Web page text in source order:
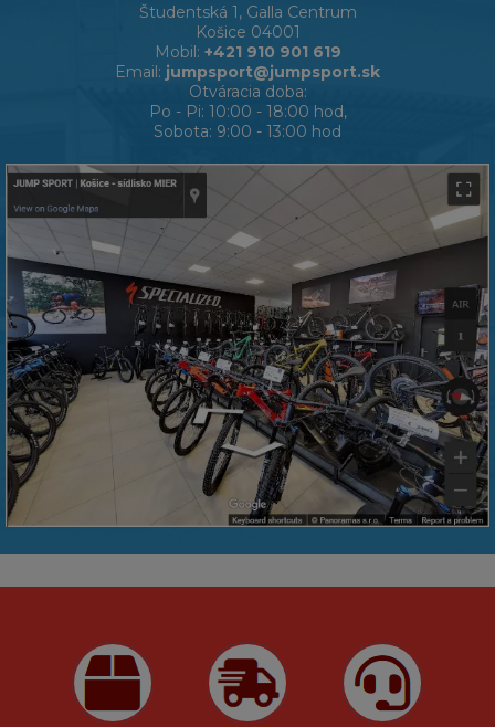
Študentská 1, Galla Centrum
Košice 04001
Mobil: +421 910 901 619
Email: jumpsport@jumpsport.sk
Otváracia doba:
Po - Pi: 10:00 - 18:00 hod,
Sobota: 9:00 - 13:00 hod